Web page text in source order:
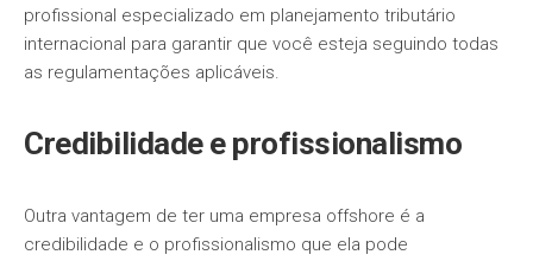
profissional especializado em planejamento tributário
internacional para garantir que você esteja seguindo todas
as regulamentações aplicáveis.
Credibilidade e profissionalismo
Outra vantagem de ter uma empresa offshore é a
credibilidade e o profissionalismo que ela pode